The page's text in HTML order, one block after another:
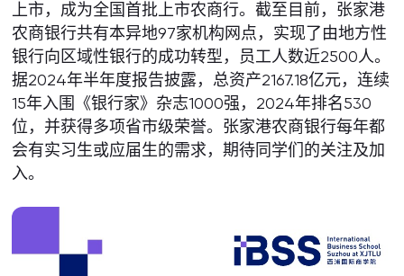
上市，成为全国首批上市农商行。截至目前，张家港
农商银行共有本异地97家机构网点，实现了由地方性
银行向区域性银行的成功转型，员工人数近2500人。
据2024年半年度报告披露，总资产2167.18亿元，连续
15年入围《银行家》杂志1000强，2024年排名530
位，并获得多项省市级荣誉。张家港农商银行每年都
会有实习生或应届生的需求，期待同学们的关注及加
入。